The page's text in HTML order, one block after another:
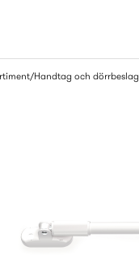
Handtag och dörrbeslag